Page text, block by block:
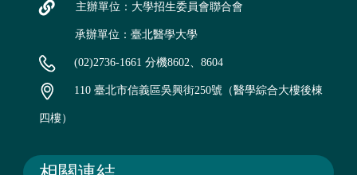
主辦單位：大學招生委員會聯合會
承辦單位：臺北醫學大學
(02)2736-1661 分機8602、8604
110 臺北市信義區吳興街250號（醫學綜合大樓後棟
四樓）